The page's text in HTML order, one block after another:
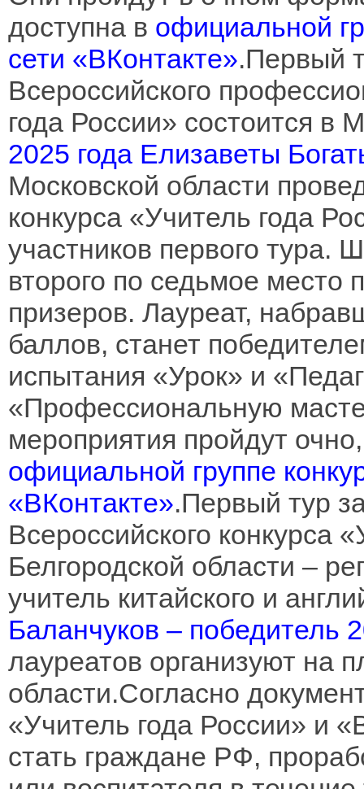
доступна в официальной
сети «ВКонтакте».Первый
Всероссийского
года России» состоится в
2025 года Елизаветы
Московской области
конкурса «Учитель года
участников первого тура.
второго по седьмое место
призеров. Лауреат,
баллов, станет
испытания «Урок» и
«Профессиональную
мероприятия пройдут
официальной группе
«ВКонтакте».Первый тур
Всероссийского конкурса
Белгородской области –
учитель китайского и
Баланчуков – победитель
лауреатов организуют на
области.Согласно
«Учитель года России» и
стать граждане РФ,